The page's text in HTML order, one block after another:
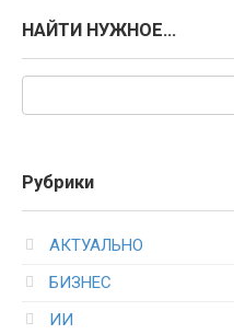
НАЙТИ НУЖНОЕ…
Рубрики
АКТУАЛЬНО
БИЗНЕС
ИИ